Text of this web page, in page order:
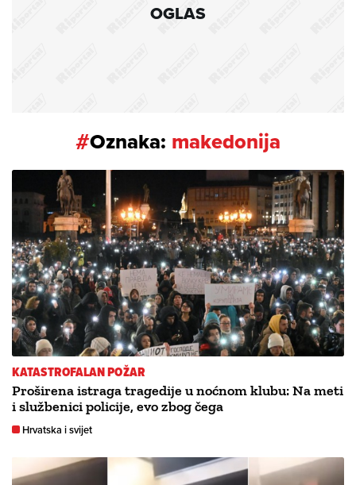
OGLAS
#Oznaka: makedonija
KATASTROFALAN POŽAR
Proširena istraga tragedije u noćnom klubu: Na meti
i službenici policije, evo zbog čega
Hrvatska i svijet